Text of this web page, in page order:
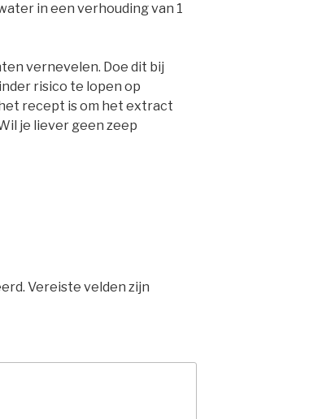
in een verhouding van 1
vernevelen. Doe dit bij
risico te lopen op
recept is om het extract
je liever geen zeep
Vereiste velden zijn